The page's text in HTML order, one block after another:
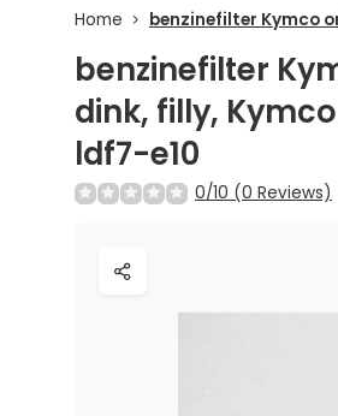
Home benzinefilter Kymco
benzinefilter
dink, filly,
ldf7-e10
0/10 (0 Reviews)